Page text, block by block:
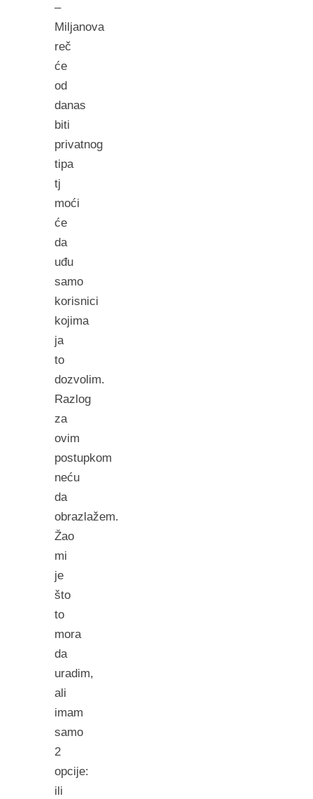
–
Miljanova
reč
će
od
danas
biti
privatnog
tipa
tj
moći
će
da
uđu
samo
korisnici
kojima
ja
to
dozvolim.
Razlog
za
ovim
postupkom
neću
da
obrazlažem.
Žao
mi
je
što
to
mora
da
uradim,
ali
imam
samo
2
opcije:
ili